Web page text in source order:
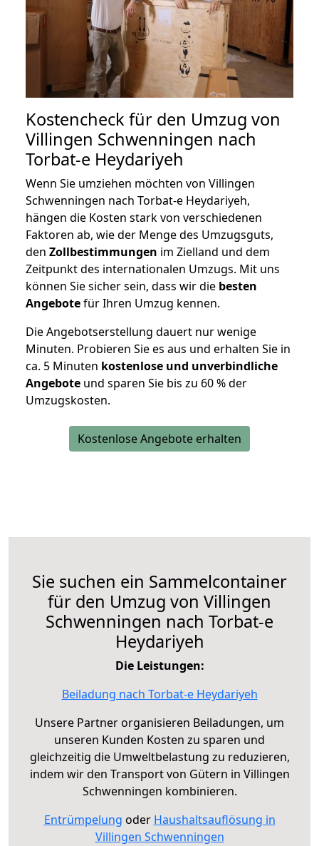
Kostencheck für den Umzug von
Villingen Schwenningen nach
Torbat-e Heydariyeh
Wenn Sie umziehen möchten von Villingen
Schwenningen nach Torbat-e Heydariyeh,
hängen die Kosten stark von verschiedenen
Faktoren ab, wie der Menge des Umzugsguts,
den Zollbestimmungen im Zielland und dem
Zeitpunkt des internationalen Umzugs. Mit uns
können Sie sicher sein, dass wir die besten
Angebotefür Ihren Umzug kennen.
Die Angebotserstellung dauert nur wenige
Minuten. Probieren Sie es aus und erhalten Sie in
ca. 5 Minuten kostenlose und unverbindliche
Angebote und sparen Sie bis zu 60 % der
Umzugskosten.
Kostenlose Angebote erhalten
Sie suchen ein Sammelcontainer
für den Umzug von Villingen
Schwenningen nach Torbat-e
Heydariyeh
Die Leistungen:
Beiladung nach Torbat-e Heydariyeh
Unsere Partner organisieren Beiladungen, um
unseren Kunden Kosten zu sparen und
gleichzeitig die Umweltbelastung zu reduzieren,
indem wir den Transport von Gütern in Villingen
Schwenningen kombinieren.
Entrümpelung oder Haushaltsauflösung in
Villingen Schwenningen